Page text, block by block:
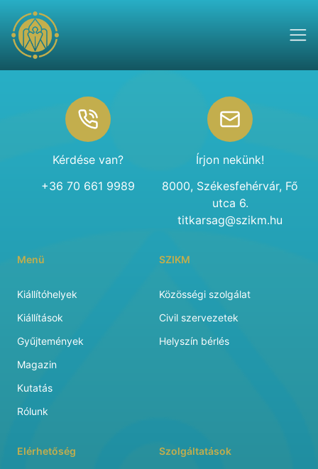
Kérdése van?
+36 70 661 9989
Írjon nekünk!
8000, Székesfehérvár, Fő
utca 6.
titkarsag@szikm.hu
Menü
Kiállítóhelyek
Kiállítások
Gyűjtemények
Magazin
Kutatás
Rólunk
SZIKM
Közösségi szolgálat
Civil szervezetek
Helyszín bérlés
Elérhetőség Szolgáltatások